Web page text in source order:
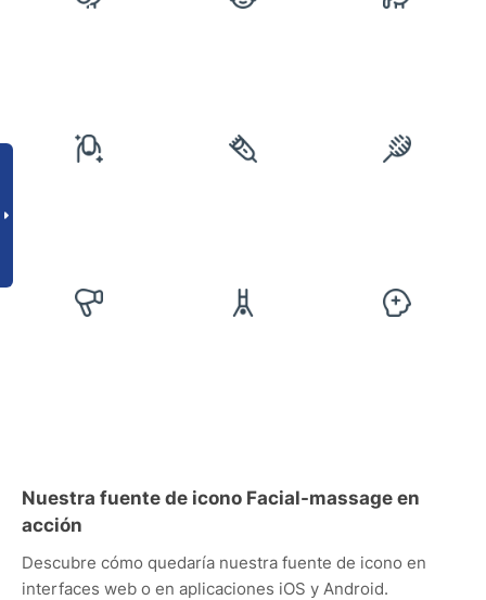
Nuestra fuente de icono Facial-massage en
acción
Descubre cómo quedaría nuestra fuente de icono en
interfaces web o en aplicaciones iOS y Android.